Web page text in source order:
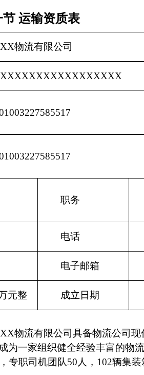
节 运输资质表
物流有限公司
职务
电话
电子邮箱
元整 成立日期
物流有限公司具备物流公司
为一家组织健全经验丰富的物
专职司机团队50人，102辆集